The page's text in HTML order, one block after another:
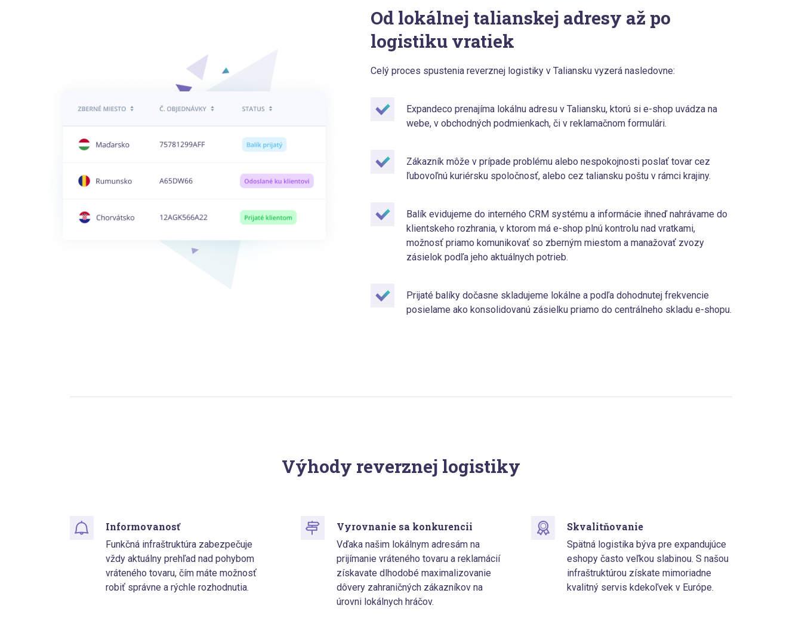
Od lokálnej talianskej adresy až po
logistiku vratiek
Celý proces spustenia reverznej logistiky v Taliansku vyzerá nasledovne:
Expandeco prenajíma lokálnu adresu v Taliansku, ktorú si e-shop uvádza na
webe, v obchodných podmienkach, či v reklamačnom formulári.
Zákazník môže v prípade problému alebo nespokojnosti poslať tovar cez
ľubovoľnú kuriérsku spoločnosť, alebo cez taliansku poštu v rámci krajiny.
Balík evidujeme do interného CRM systému a informácie ihneď nahrávame do
klientskeho rozhrania, v ktorom má e-shop plnú kontrolu nad vratkami,
možnosť priamo komunikovať so zberným miestom a manažovať zvozy
zásielok podľa jeho aktuálnych potrieb.
Prijaté balíky dočasne skladujeme lokálne a podľa dohodnutej frekvencie
posielame ako konsolidovanú zásielku priamo do centrálneho skladu e-shopu.
Výhody reverznej logistiky
Informovanosť
Funkčná infraštruktúra zabezpečuje
vždy aktuálny prehľad nad pohybom
vráteného tovaru, čím máte možnosť
robiť správne a rýchle rozhodnutia.
Vyrovnanie sa konkurencii
Vďaka našim lokálnym adresám na
prijímanie vráteného tovaru a reklamácií
získavate dlhodobé maximalizovanie
dôvery zahraničných zákazníkov na
úrovni lokálnych hráčov.
Skvalitňovanie
Spätná logistika býva pre expandujúce
eshopy často veľkou slabinou. S našou
infraštruktúrou získate mimoriadne
kvalitný servis kdekoľvek v Európe.